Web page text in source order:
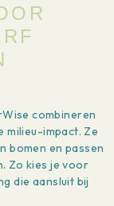
combineren
milieu-impact. Ze
bomen en passen
Zo kies je voor
die aansluit bij